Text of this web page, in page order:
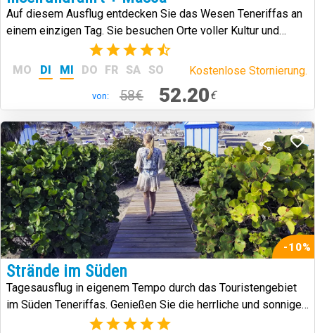
Auf diesem Ausflug entdecken Sie das Wesen Teneriffas an
einem einzigen Tag. Sie besuchen Orte voller Kultur und
(59)
MO DI MI DO FR SA SO Kostenlose Stornierung.
von: 58€ 52.20€
-10%
Strände im Süden
Tagesausflug in eigenem Tempo durch das Touristengebiet
im Süden Teneriffas. Genießen Sie die herrliche und sonnige
Südküste der Insel.
(1)